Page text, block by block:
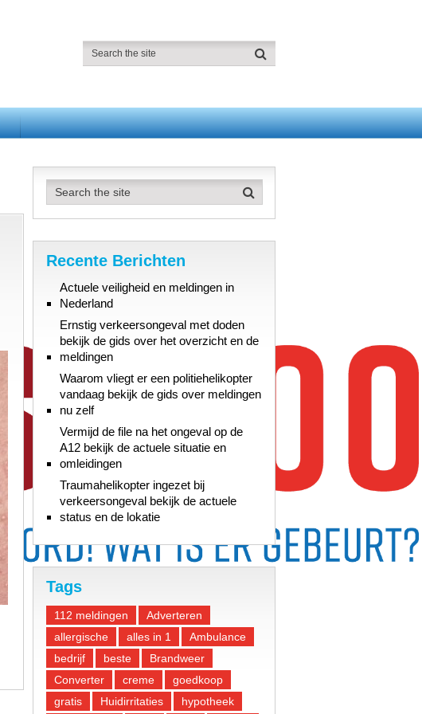
Recente Berichten
Actuele veiligheid en meldingen in
Nederland
Ernstig verkeersongeval met doden
bekijk de gids over het overzicht en de
meldingen
Waarom vliegt er een politiehelikopter
vandaag bekijk de gids over meldingen
nu zelf
Vermijd de file na het ongeval op de
A12 bekijk de actuele situatie en
omleidingen
Traumahelikopter ingezet bij
verkeersongeval bekijk de actuele
status en de lokatie
Tags
112 meldingen
Adverteren
allergische
alles in 1
Ambulance
bedrijf
beste
Brandweer
Converter
creme
goedkoop
gratis
Huidirritaties hypotheek